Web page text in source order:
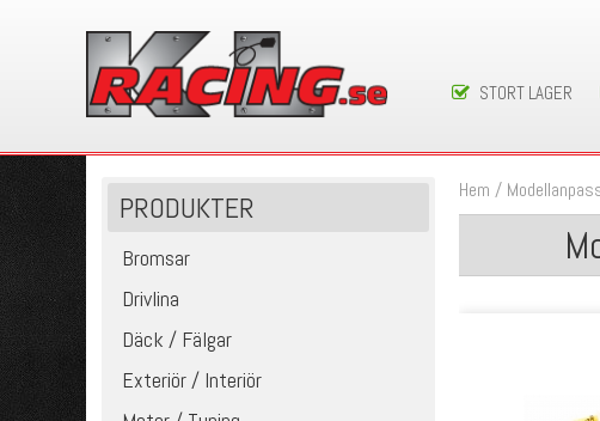
STORT LAGER
PRODUKTER
Bromsar
Drivlina
Däck / Fälgar
Exteriör / Interiör
Hem /